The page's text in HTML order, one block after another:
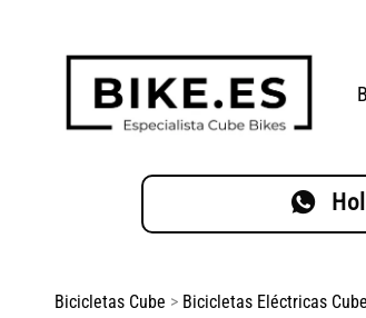
Bicicletas Cube > Bicicletas Eléctricas Cube